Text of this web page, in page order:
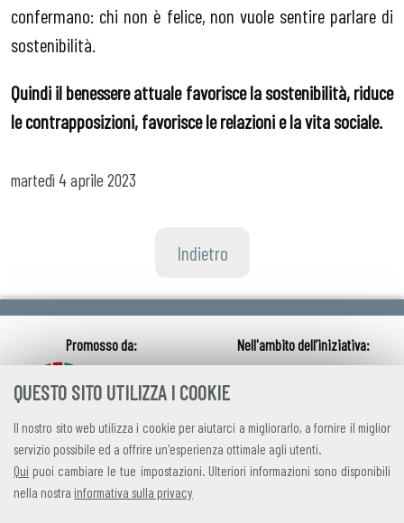
QUESTO SITO UTILIZZA I COOKIE
Il nostro sito web utilizza i cookie per aiutarci a migliorarlo, a fornire il miglior
servizio possibile ed a offrire un'esperienza ottimale agli utenti.
Qui puoi cambiare le tue impostazioni. Ulteriori informazioni sono disponibili
nella nostra informativa sulla privacy
confermano: chi non è felice, non vuole sentire parlare di
sostenibilità.
Quindi il benessere attualefavorisce la sostenibilità, riduce
le contrapposizioni, favorisce le relazioni e la vita sociale.
martedì 4 aprile 2023
Indietro